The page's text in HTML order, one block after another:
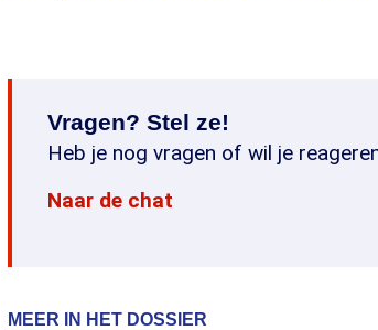
Vragen? Stel ze!
Heb je nog vragen of wil je
Naar de chat
MEER IN HET DOSSIER